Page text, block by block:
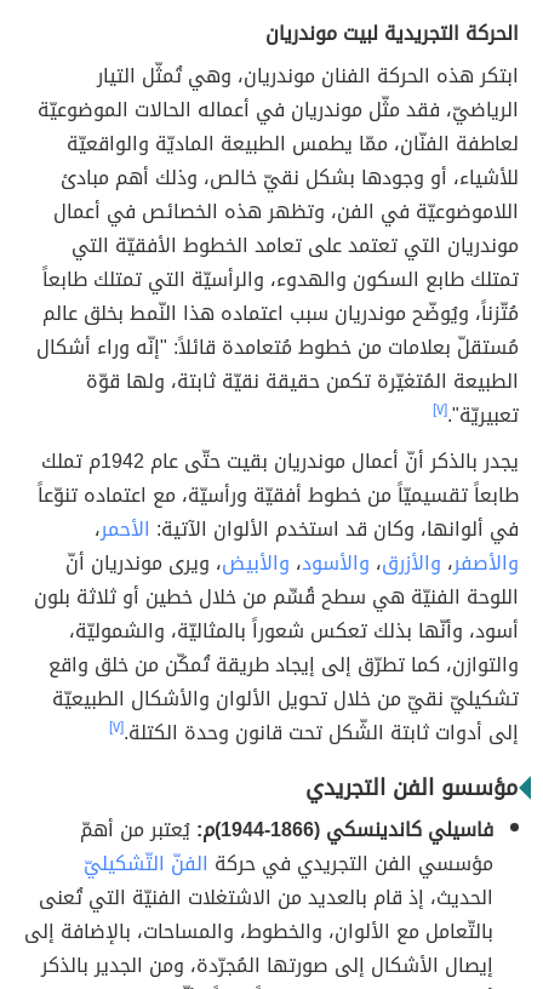
الحركة التجريدية لبيت موندريان
ابتكر هذه الحركة الفنان موندريان، وهي تُمثّل التيار
الرياضيّ، فقد مثّل موندريان في أعماله الحالات الموضوعيّة
لعاطفة الفنّان، ممّا يطمس الطبيعة الماديّة والواقعيّة
للأشياء، أو وجودها بشكل نقيّ خالص، وذلك أهم مبادئ
اللاموضوعيّة في الفن، وتظهر هذه الخصائص في أعمال
موندريان التي تعتمد على تعامد الخطوط الأفقيّة التي
تمتلك طابع السكون والهدوء، والرأسيّة التي تمتلك طابعاً
مُتّزناً، ويُوضّح موندريان سبب اعتماده هذا النّمط بخلق عالم
مُستقلّ بعلامات من خطوط مُتعامدة قائلاً: "إنّه وراء أشكال
الطبيعة المُتغيّرة تكمن حقيقة نقيّة ثابتة، ولها قوّة
تعبيريّة".[٧]
يجدر بالذكر أنّ أعمال موندريان بقيت حتّى عام 1942م تملك
طابعاً تقسيميّاً من خطوط أفقيّة ورأسيّة، مع اعتماده تنوّعاً
في ألوانها، وكان قد استخدم الألوان الآتية: الأحمر،
والأصفر، والأزرق، والأسود، والأبيض، ويرى موندريان أنّ
اللوحة الفنيّة هي سطح قُسِّم من خلال خطين أو ثلاثة بلون
أسود، وأنّها بذلك تعكس شعوراً بالمثاليّة، والشموليّة،
والتوازن، كما تطرّق إلى إيجاد طريقة تُمكّن من خلق واقع
تشكيليّ نقيّ من خلال تحويل الألوان والأشكال الطبيعيّة
إلى أدوات ثابتة الشّكل تحت قانون وحدة الكتلة.[٧]
مؤسسو الفن التجريدي
فاسيلي كاندينسكي (1866-1944)م:
يُعتبر من أهمّ
مؤسسي الفن التجريدي في حركة الفنّ التّشكيليّ
الحديث، إذ قام بالعديد من الاشتغلات الفنيّة التي تُعنى
بالتّعامل مع الألوان، والخطوط، والمساحات، بالإضافة إلى
إيصال الأشكال إلى صورتها المُجرّدة، ومن الجدير بالذكر